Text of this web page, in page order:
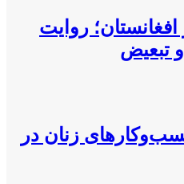
روایت
تبعیض
زنان در